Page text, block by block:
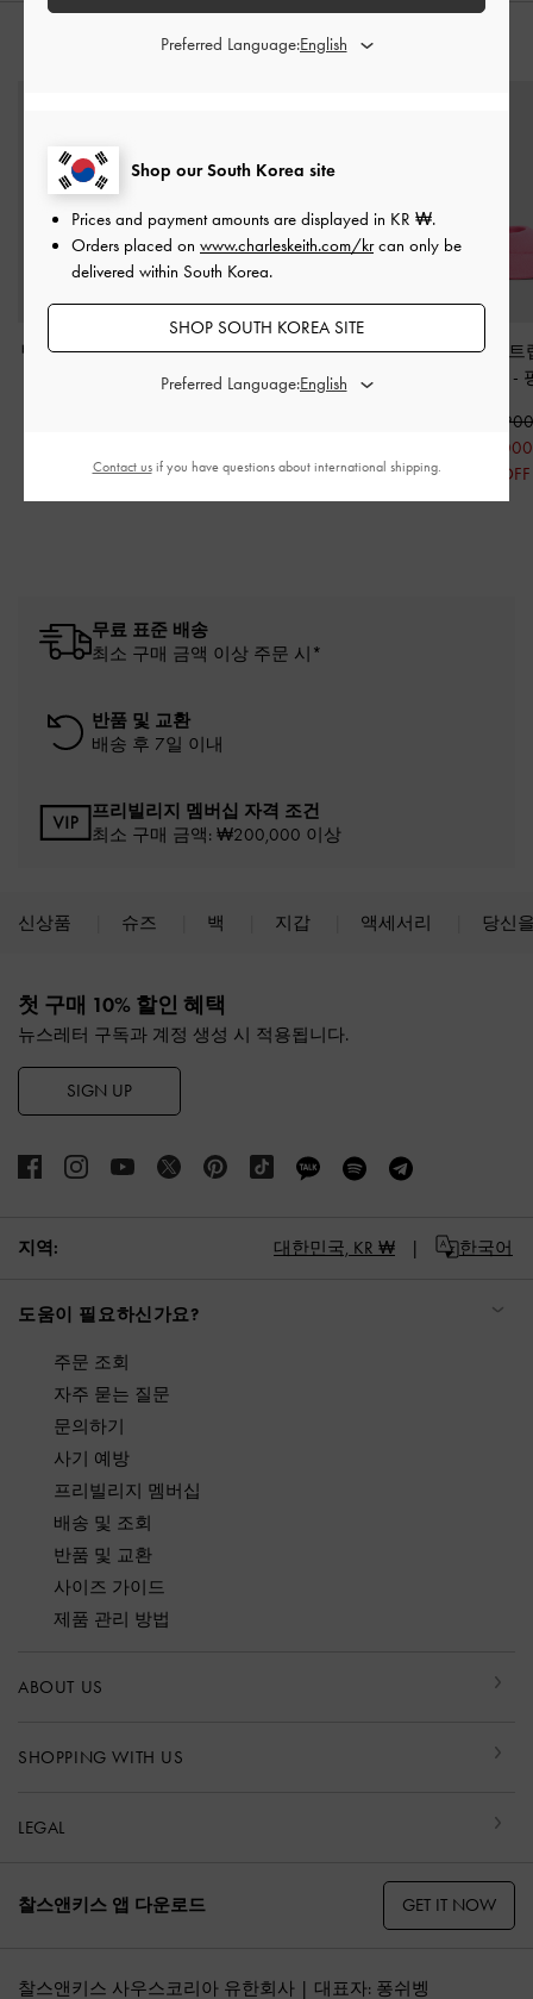
스타일링 팁
번시 더블-스트랩 스포
핑크
50% OFF
케이 스트라이프 슬립
온 스니커즈-핑크
50% OFF
로이 앵클-스트
-
₩63,000
50% OFF
무료 표준 배송
최소 구매 금액 이상 주문 시*
반품 및 교환
배송 후 7일 이내
프리빌리지 멤버십 자격 조건
최소 구매 금액: ₩200,000 이상
신상품 슈즈 백 지갑 액세서리 당신
첫 구매 10% 할인 혜택
뉴스레터 구독과 계정 생성 시 적용됩니다.
SIGN UP
지역: 대한민국, KR ₩ 한국어
도움이 필요하신가요?
주문 조회
자주 묻는 질문
문의하기
사기 예방
프리빌리지 멤버십
배송 및 조회
반품 및 교환
사이즈 가이드
제품 관리 방법
ABOUT US
SHOPPING WITH US
LEGAL
찰스앤키스 앱 다운로드 GET IT NOW
찰스앤키스 사우스코리아 유한회사 | 대표자: 퐁쉬벵
Shop our South Korea site
Prices and payment amounts are displayed in KR ₩.
Orders placed on www.charleskeith.com/krcan only be
delivered within South Korea.
SHOP SOUTH KOREA SITE
Preferred Language:
Preferred Language:
Contact usif you have questions about international shipping.